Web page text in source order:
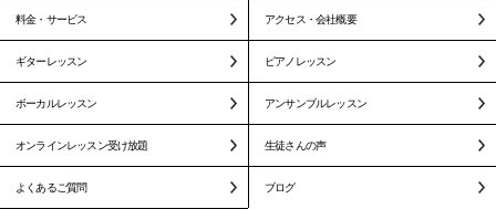
料金・サービス アクセス・会社概要
ギターレッスン ピアノレッスン
ボーカルレッスン アンサンブルレッスン
オンラインレッスン受け放題 生徒さんの声
よくあるご質問 ブログ